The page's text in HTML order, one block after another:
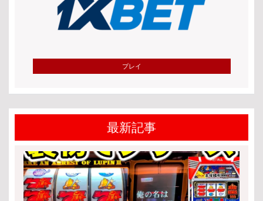
プレイ
最新記事